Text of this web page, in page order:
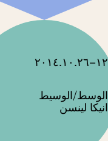
١٢–٢٠١٤.١٠.٢٦
الوسط/الوسيط
انيكا لينسن